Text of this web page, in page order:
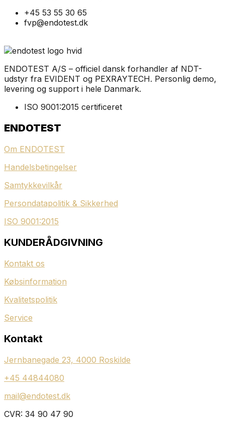
+45 53 55 30 65
fvp@endotest.dk
ENDOTEST A/S – officiel dansk forhandler af NDT-
udstyr fra EVIDENT og PEXRAYTECH. Personlig demo,
levering og support i hele Danmark.
ISO 9001:2015 certificeret
ENDOTEST
Om ENDOTEST
Handelsbetingelser
Samtykkevilkår
Persondatapolitik & Sikkerhed
ISO 9001:2015
KUNDERÅDGIVNING
Kontakt os
Købsinformation
Kvalitetspolitik
Service
Kontakt
Jernbanegade 23, 4000 Roskilde
+45 44844080
mail@endotest.dk
CVR: 34 90 47 90